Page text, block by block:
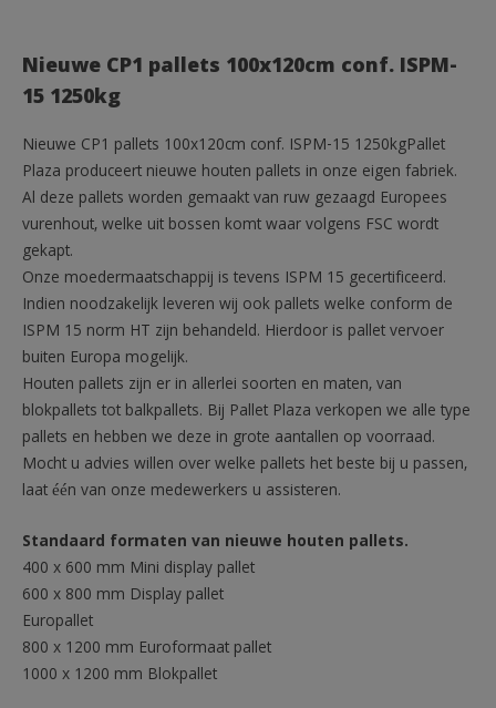
Nieuwe CP1 pallets 100x120cm conf. ISPM-
15 1250kg
Nieuwe CP1 pallets 100x120cm conf. ISPM-15 1250kgPallet
Plaza produceert nieuwe houten pallets in onze eigen fabriek.
Al deze pallets worden gemaakt van ruw gezaagd Europees
vurenhout, welke uit bossen komt waar volgens FSC wordt
gekapt.
Onze moedermaatschappij is tevens ISPM 15 gecertificeerd.
Indien noodzakelijk leveren wij ook pallets welke conform de
ISPM 15 norm HT zijn behandeld. Hierdoor is pallet vervoer
buiten Europa mogelijk.
Houten pallets zijn er in allerlei soorten en maten, van
blokpallets tot balkpallets. Bij Pallet Plaza verkopen we alle type
pallets en hebben we deze in grote aantallen op voorraad.
Mocht u advies willen over welke pallets het beste bij u passen,
laat één van onze medewerkers u assisteren.
Standaard formaten van nieuwe houten pallets.
400 x 600 mm Mini display pallet
600 x 800 mm Display pallet
Europallet
800 x 1200 mm Euroformaat pallet
1000 x 1200 mm Blokpallet